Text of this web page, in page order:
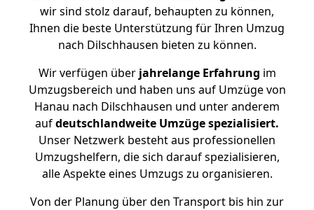
wir sind stolz darauf, behaupten zu können,
Ihnen die beste Unterstützung für Ihren Umzug
nach Dilschhausen bieten zu können.
Wir verfügen überjahrelange Erfahrung im
Umzugsbereich und haben uns auf Umzüge von
Hanau nach Dilschhausen und unter anderem
aufdeutschlandweite Umzüge spezialisiert.
Unser Netzwerk besteht aus professionellen
Umzugshelfern, die sich darauf spezialisieren,
alle Aspekte eines Umzugs zu organisieren.
Von der Planung über den Transport bis hin zur